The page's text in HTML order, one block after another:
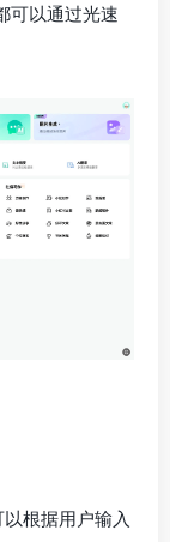
可以通过光速
根据用户输入